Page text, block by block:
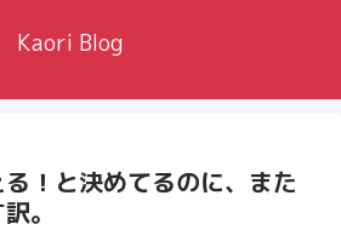
Kaori Blog
！と決めてるのに、また
。